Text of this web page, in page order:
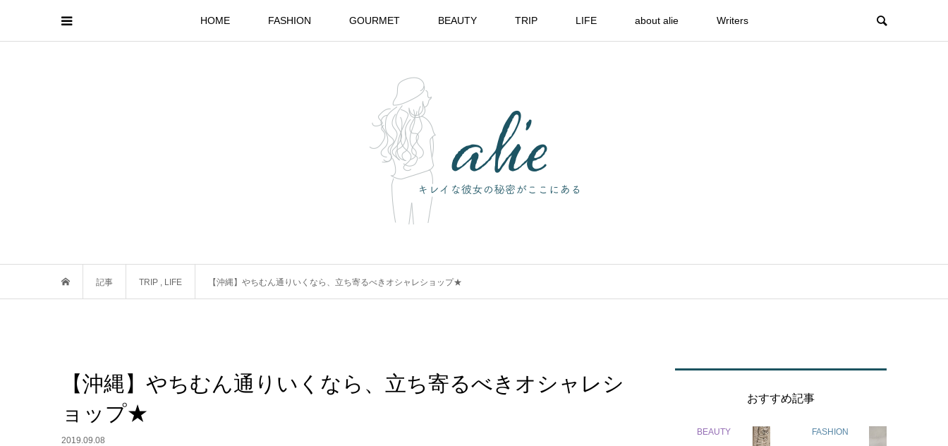
HOME FASHION GOURMET BEAUTY TRIP LIFE about alie Writers
記事 TRIP , LIFE 【沖縄】やちむん通りいくなら、立ち寄るべきオシャレショップ★
【沖縄】やちむん通りいくなら、立ち寄るべきオシャレシ
ョップ★
2019.09.08
おすすめ記事
BEAUTY FASHION